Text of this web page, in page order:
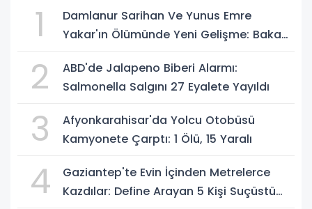
1
Damlanur Sarihan Ve Yunus Emre
Yakar'ın Ölümünde Yeni Gelişme: Bakan
2
ABD'de Jalapeno Biberi Alarmı:
Salmonella Salgını 27 Eyalete Yayıldı
3
Afyonkarahisar'da Yolcu Otobüsü
Kamyonete Çarptı: 1 Ölü, 15 Yaralı
4
Gaziantep'te Evin İçinden Metrelerce
Kazdılar: Define Arayan 5 Kişi Suçüstü